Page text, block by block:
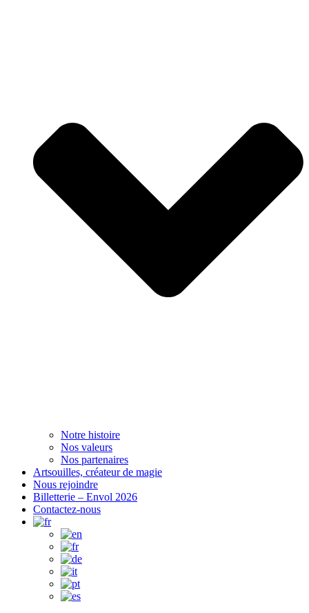
Notre histoire
Nos valeurs
Nos partenaires
Artsouilles, créateur de magie
Nous rejoindre
Billetterie – Envol 2026
Contactez-nous